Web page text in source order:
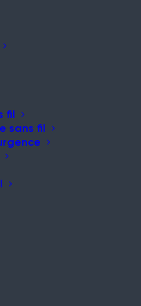
fil
sans fil
la
plus sûr
à jour